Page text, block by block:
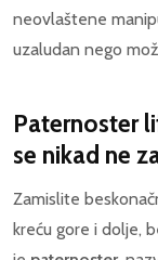
neovlaštene
uzaludan nego
Paternoster
se nikad ne
Zamislite
kreću gore i dolje,